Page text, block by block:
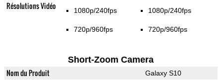
Résolutions Vidéo 1080p/240fps
720p/960fps
1080p/240fps
720p/960fps
Short-Zoom Camera
Nom du Produit Galaxy S10